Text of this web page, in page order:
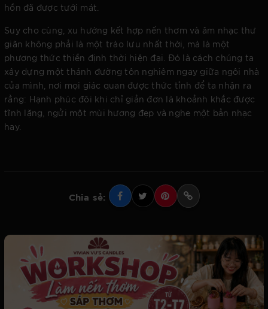
hồn đã được tưới mát.
Suy cho cùng, xu hướng kết hợp nến thơm và âm nhạc thư
giãn không phải là một trào lưu nhất thời, mà là một
phương thức thiền định thời hiện đại. Đó là cách chúng ta
xây dựng một thánh đường tôn nghiêm ngay giữa ngôi nhà
của mình, nơi mọi giác quan được thức tỉnh để ta nhận ra
rằng: Hạnh phúc đôi khi chỉ giản đơn là khoảnh khắc được
tĩnh lặng, ngửi một mùi hương đẹp và nghe một bản nhạc
hay.
Chia sẻ: